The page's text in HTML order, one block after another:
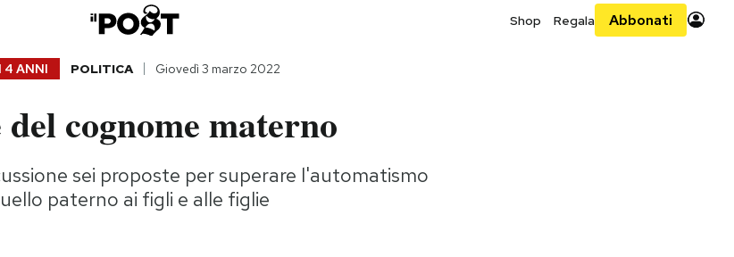
Shop Regala Abbonati
4 ANNI POLITICA Giovedì 3 marzo 2022
cognome materno
sei proposte per superare l'automatismo
paterno ai figli e alle figlie